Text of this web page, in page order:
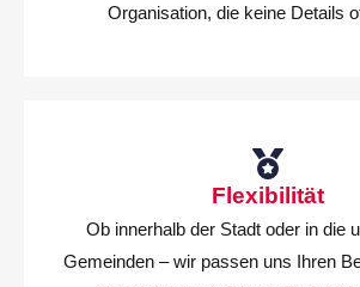
Organisation, die keine Details
Flexibilität
Ob innerhalb der Stadt oder in die
Gemeinden – wir passen uns Ihren